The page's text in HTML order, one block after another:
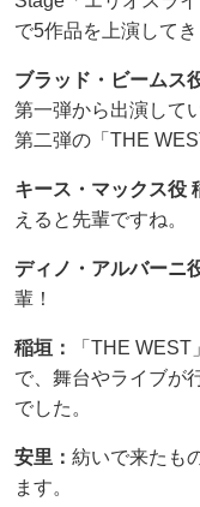
で5作品を上演してき
ブラッド・ビームス
第一弾から出演して
第二弾の「THE
キース・マックス役
えると先輩ですね。
ディノ・アルバーニ
輩！
稲垣：
「THE
で、舞台やライブが
でした。
安里： 紡いで来たも
ます。